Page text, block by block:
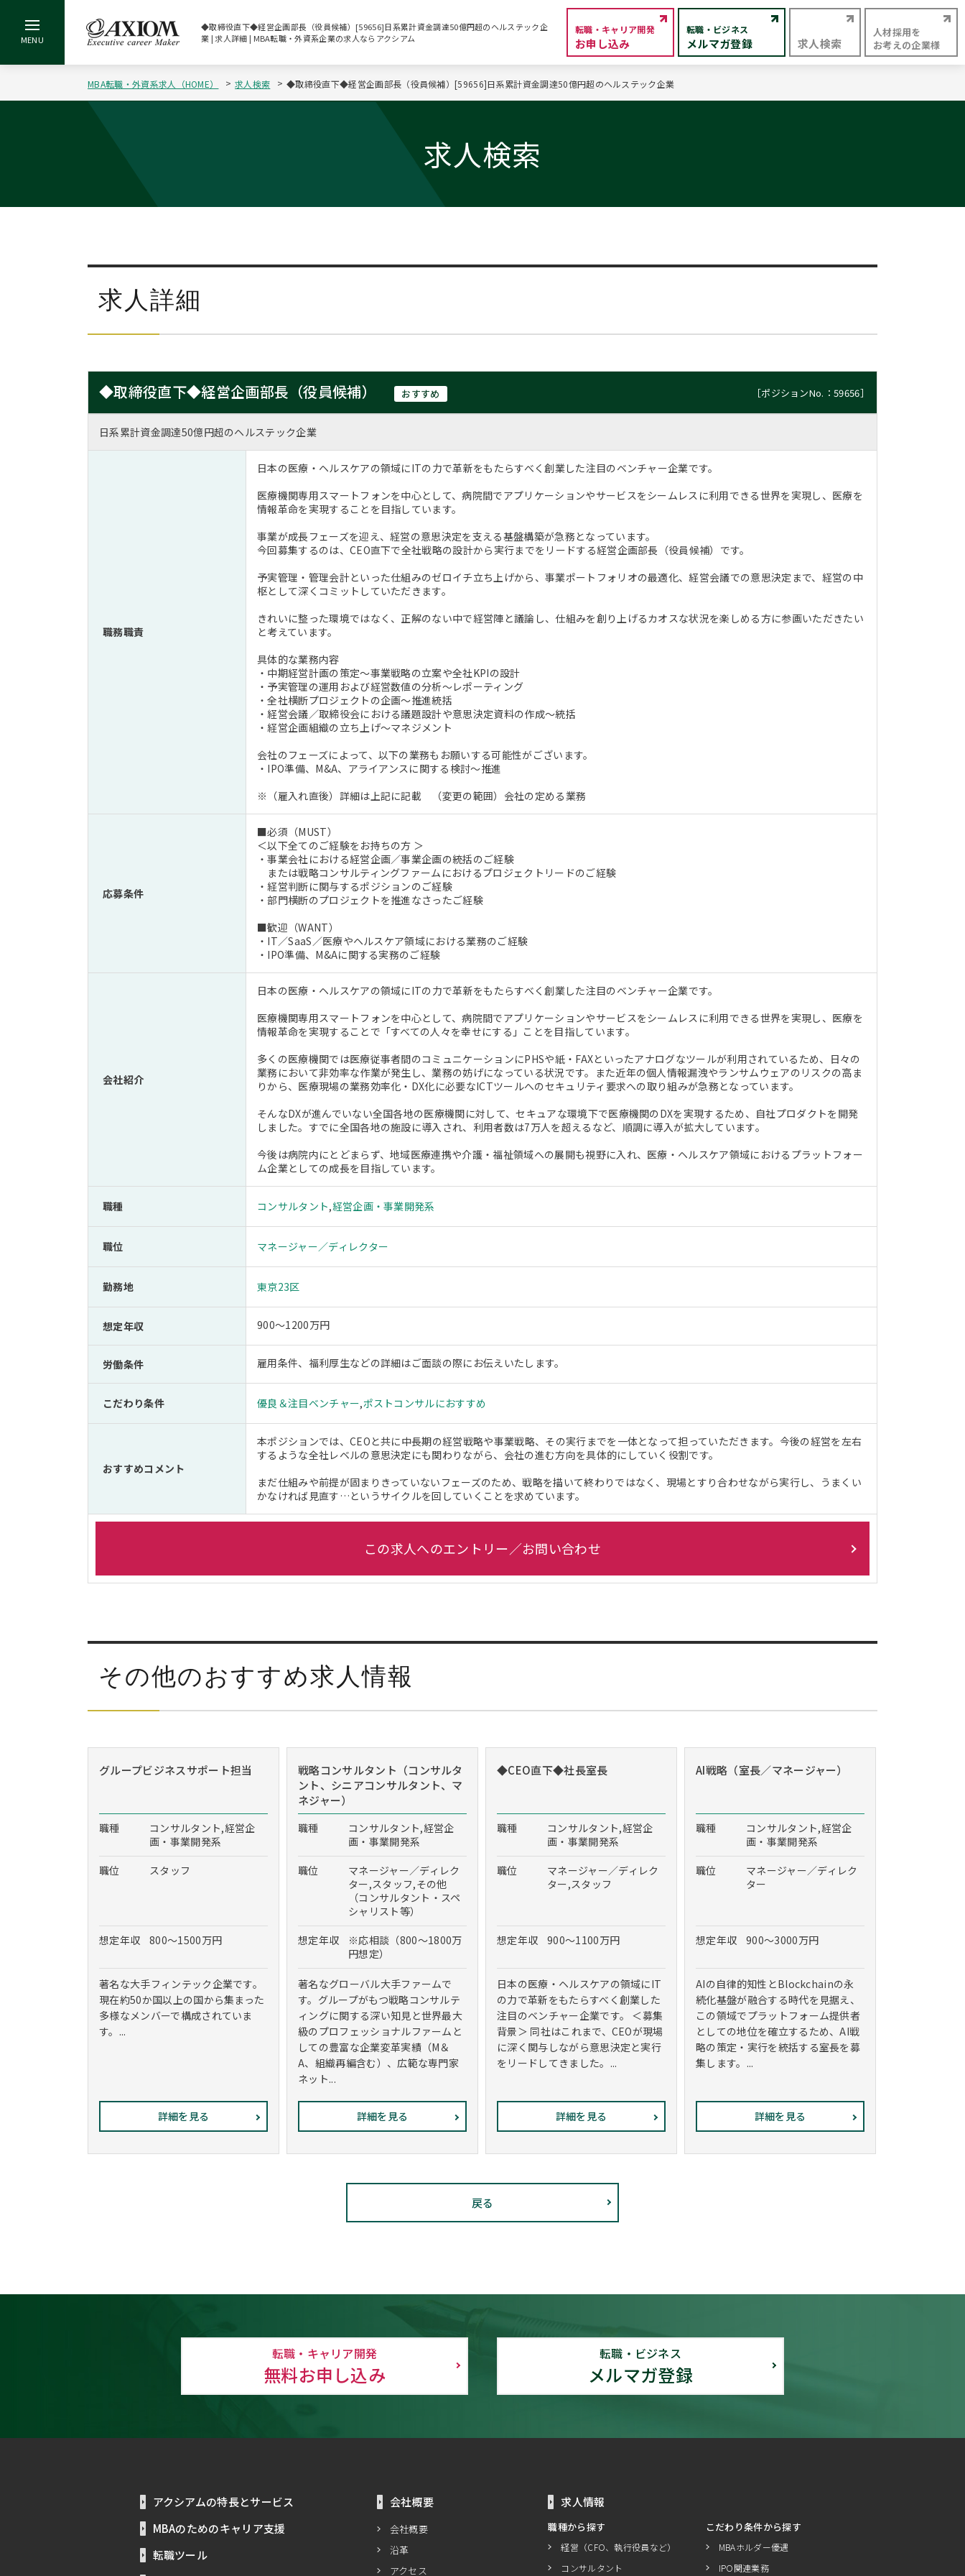
◆取締役直下◆経営企画部長（役員候補）[59656]日系累計資金調達50億円超のヘルステック企
業 | 求人詳細 | MBA転職・外資系企業の求人ならアクシアム
転職・キャリア開発
お申し込み
転職・ビジネス
メルマガ登録 求人検索
人材採用を
お考えの企業様
MBA転職・外資系求人（HOME） 求人検索 ◆取締役直下◆経営企画部長（役員候補）[59656]日系累計資金調達50億円超のヘルステック企業
求人検索
求人詳細
◆取締役直下◆経営企画部長（役員候補） おすすめ ［ポジションNo.：59656］
日系累計資金調達50億円超のヘルステック企業
職務職責
日本の医療・ヘルスケアの領域にITの力で革新をもたらすべく創業した注目のベンチャー企業です。
医療機関専用スマートフォンを中心として、病院間でアプリケーションやサービスをシームレスに利用できる世界を実現し、医療を
情報革命を実現することを目指しています。
事業が成長フェーズを迎え、経営の意思決定を支える基盤構築が急務となっています。
今回募集するのは、CEO直下で全社戦略の設計から実行までをリードする経営企画部長（役員候補）です。
予実管理・管理会計といった仕組みのゼロイチ立ち上げから、事業ポートフォリオの最適化、経営会議での意思決定まで、経営の中
枢として深くコミットしていただきます。
きれいに整った環境ではなく、正解のない中で経営陣と議論し、仕組みを創り上げるカオスな状況を楽しめる方に参画いただきたい
と考えています。
具体的な業務内容
・中期経営計画の策定～事業戦略の立案や全社KPIの設計
・予実管理の運用および経営数値の分析～レポーティング
・全社横断プロジェクトの企画～推進統括
・経営会議／取締役会における議題設計や意思決定資料の作成～統括
・経営企画組織の立ち上げ～マネジメント
会社のフェーズによって、以下の業務もお願いする可能性がございます。
・IPO準備、M&A、アライアンスに関する検討～推進
※（雇入れ直後）詳細は上記に記載 （変更の範囲）会社の定める業務
応募条件
■必須（MUST）
＜以下全てのご経験をお持ちの方 ＞
・事業会社における経営企画／事業企画の統括のご経験
または戦略コンサルティングファームにおけるプロジェクトリードのご経験
・経営判断に関与するポジションのご経験
・部門横断のプロジェクトを推進なさったご経験
■歓迎（WANT）
・IT／SaaS／医療やヘルスケア領域における業務のご経験
・IPO準備、M&Aに関する実務のご経験
会社紹介
日本の医療・ヘルスケアの領域にITの力で革新をもたらすべく創業した注目のベンチャー企業です。
医療機関専用スマートフォンを中心として、病院間でアプリケーションやサービスをシームレスに利用できる世界を実現し、医療を
情報革命を実現することで「すべての人々を幸せにする」ことを目指しています。
多くの医療機関では医療従事者間のコミュニケーションにPHSや紙・FAXといったアナログなツールが利用されているため、日々の
業務において非効率な作業が発生し、業務の妨げになっている状況です。また近年の個人情報漏洩やランサムウェアのリスクの高ま
りから、医療現場の業務効率化・DX化に必要なICTツールへのセキュリティ要求への取り組みが急務となっています。
そんなDXが進んでいない全国各地の医療機関に対して、セキュアな環境下で医療機関のDXを実現するため、自社プロダクトを開発
しました。すでに全国各地の施設に導入され、利用者数は7万人を超えるなど、順調に導入が拡大しています。
今後は病院内にとどまらず、地域医療連携や介護・福祉領域への展開も視野に入れ、医療・ヘルスケア領域におけるプラットフォー
ム企業としての成長を目指しています。
職種 コンサルタント,経営企画・事業開発系
職位 マネージャー／ディレクター
勤務地 東京23区
想定年収 900～1200万円
労働条件 雇用条件、福利厚生などの詳細はご面談の際にお伝えいたします。
こだわり条件 優良＆注目ベンチャー,ポストコンサルにおすすめ
おすすめコメント
本ポジションでは、CEOと共に中長期の経営戦略や事業戦略、その実行までを一体となって担っていただきます。今後の経営を左右
するような全社レベルの意思決定にも関わりながら、会社の進む方向を具体的にしていく役割です。
まだ仕組みや前提が固まりきっていないフェーズのため、戦略を描いて終わりではなく、現場とすり合わせながら実行し、うまくい
かなければ見直す…というサイクルを回していくことを求めています。
この求人へのエントリー／お問い合わせ
その他のおすすめ求人情報
グループビジネスサポート担当
職種
コンサルタント,経営企
画・事業開発系
職位
スタッフ
想定年収 800～1500万円
著名な大手フィンテック企業です。
現在約50か国以上の国から集まった
多様なメンバーで構成されていま
す。...
詳細を見る
戦略コンサルタント（コンサルタ
ント、シニアコンサルタント、マ
ネジャー）
職種
コンサルタント,経営企
画・事業開発系
職位
マネージャー／ディレク
ター,スタッフ,その他
（コンサルタント・スペ
シャリスト等）
想定年収
※応相談（800～1800万
円想定）
著名なグローバル大手ファームで
す。グループがもつ戦略コンサルテ
ィングに関する深い知見と世界最大
級のプロフェッショナルファームと
しての豊富な企業変革実績（M＆
A、組織再編含む）、広範な専門家
ネット...
詳細を見る
◆CEO直下◆社長室長
職種
コンサルタント,経営企
画・事業開発系
職位
マネージャー／ディレク
ター,スタッフ
想定年収 900～1100万円
日本の医療・ヘルスケアの領域にIT
の力で革新をもたらすべく創業した
注目のベンチャー企業です。 ＜募集
背景＞ 同社はこれまで、CEOが現場
に深く関与しながら意思決定と実行
をリードしてきました。...
詳細を見る
AI戦略（室長／マネージャー）
職種
コンサルタント,経営企
画・事業開発系
職位
マネージャー／ディレク
ター
想定年収 900～3000万円
AIの自律的知性とBlockchainの永
続化基盤が融合する時代を見据え、
この領域でプラットフォーム提供者
としての地位を確立するため、AI戦
略の策定・実行を統括する室長を募
集します。...
詳細を見る
戻る
転職・キャリア開発
無料お申し込み
転職・ビジネス
メルマガ登録
アクシアムの特長とサービス
MBAのためのキャリア支援
転職ツール
会社概要
会社概要
沿革
アクセス
求人情報
職種から探す
経営（CFO、執行役員など）
コンサルタント
こだわり条件から探す
MBAホルダー優遇
IPO関連業務